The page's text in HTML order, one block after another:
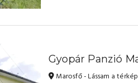
Gyopár Panzió
Marosfő - Lássam a